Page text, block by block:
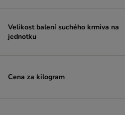
PURINA PRO PLAN Veterinary Diets
Rafi
Herrmanns
Velikost balení suchého krmiva na
jednotku
Cena za kilogram